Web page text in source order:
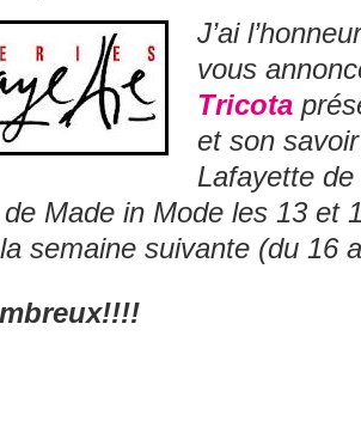
J’ai
vous
Tricota
et son
Lafayette
de Made in Mode les 13 et
semaine suivante (du 16